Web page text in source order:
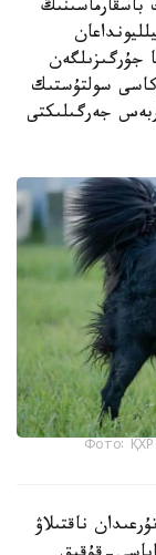
جۇرگىزىلگەن
سولتۇستىك
جەرگىلىكتى
Фото:
ناقتىلاۋ